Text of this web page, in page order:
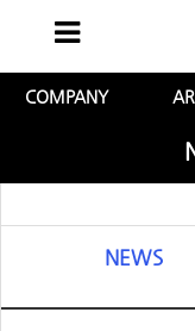
COMPANY
NEWS